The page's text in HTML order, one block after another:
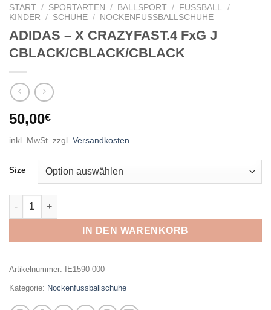
START / SPORTARTEN / BALLSPORT / FUSSBALL /
KINDER
/ SCHUHE / NOCKENFUSSBALLSCHUHE
ADIDAS – X CRAZYFAST.4 FxG J
CBLACK/CBLACK/CBLACK
50,00€
inkl. MwSt. zzgl. Versandkosten
Size
ADIDAS - X CRAZYFAST.4 FxG J CBLACK/CBLACK/CBLACK
IN DEN WARENKORB
Artikelnummer: IE1590-000
Kategorie: Nockenfussballschuhe